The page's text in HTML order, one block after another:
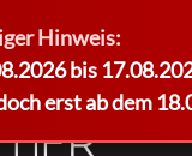
Hinweis:
bis
erst ab dem